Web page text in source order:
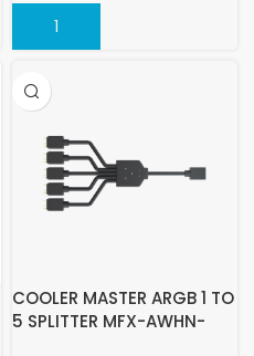
COOLER MASTER ARGB 1 TO
5 SPLITTER MFX-AWHN-